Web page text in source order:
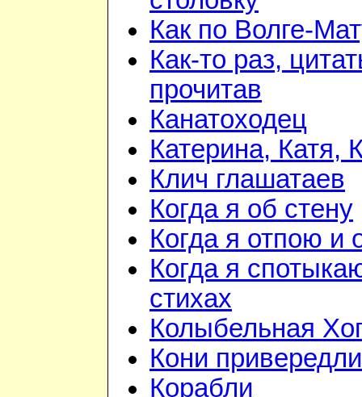
Как по Волге-
Как-то раз,
прочитав
Канатоходец
Катерина, Катя,
Клич глашатаев
Когда я об стену
Когда я отпою и
Когда я
стихах
Колыбельная
Кони
Корабли